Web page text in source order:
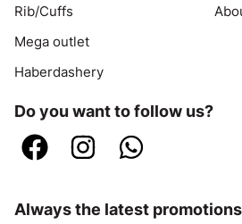
Rib/Cuffs
Mega outlet
Haberdashery
Do you want to follow us?
Always the latest